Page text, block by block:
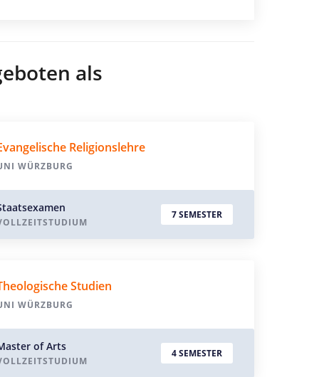
als
Religionslehre
WÜRZBURG
7 SEMESTER
Studien
WÜRZBURG
of Arts
4 SEMESTER